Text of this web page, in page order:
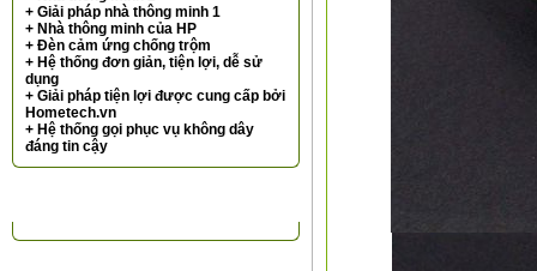
+ Giải pháp nhà thông minh 1
+ Nhà thông minh của HP
+ Đèn cảm ứng chống trộm
+ Hệ thống đơn giản, tiện lợi, dễ sử
dụng
+ Giải pháp tiện lợi được cung cấp bởi
Hometech.vn
+ Hệ thống gọi phục vụ không dây
đáng tin cậy